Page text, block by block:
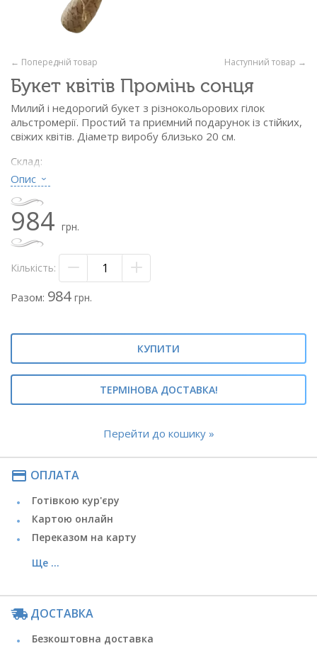
Наступний товар →
← Попередній товар
Букет квітів Промінь сонця
Милий і недорогий букет з різнокольорових гілок
альстромерії. Простий та приємний подарунок із стійких,
свіжих квітів. Діаметр виробу близько 20 см.
Склад:
- альстромерія різнокольорова - 7 гіл.
- крафт папір із малюнком
- атласна стрічка
Теги: #букет альстромерій#бюджетний
букет#недорогий букет квітів#
#альстомерії в букеті#букет з альстромерій#букет з
альстромеріями#
Опис
984 грн.
Кількість:
Разом: 984 грн.
КУПИТИ
ТЕРМІНОВА ДОСТАВКА!
Перейти до кошику »
payment ОПЛАТА
Готівкою кур'єру
Картою онлайн
Переказом на карту
Ще ...
ДОСТАВКА
Безкоштовна доставка